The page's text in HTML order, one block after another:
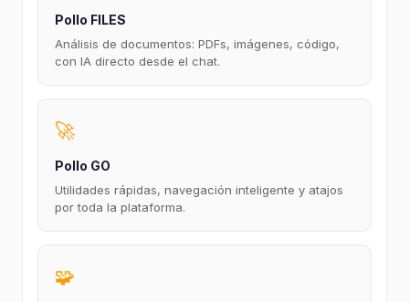
Pollo FILES
Análisis de documentos: PDFs, imágenes, código,
con IA directo desde el chat.
🚀
Pollo GO
Utilidades rápidas, navegación inteligente y atajos
por toda la plataforma.
🧩